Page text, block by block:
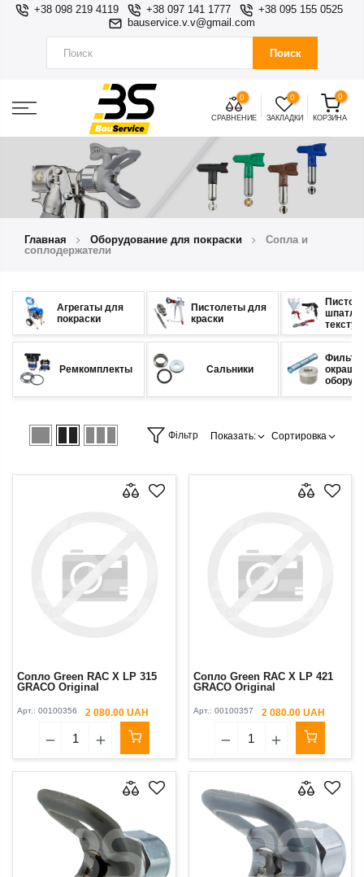
+38 098 219 4119 +38 097 141 1777
+38 095 155 0525
bauservice.v.v@gmail.com
Поиск
0
СРАВНЕНИЕ
0
ЗАКЛАДКИ
0
КОРЗИНА
Главная Оборудование для покраски
Сопла и
соплодержатели
Агрегаты для
покраски
Пистолеты для
краски
Ремкомплекты Сальники
Фільтр Показать: Сортировка
Сопло Green RAC X LP 315
GRACO Original
Арт.: 00100356 2 080.00 UAH
Сопло Green RAC X LP 421
GRACO Original
Арт.: 00100357 2 080.00 UAH